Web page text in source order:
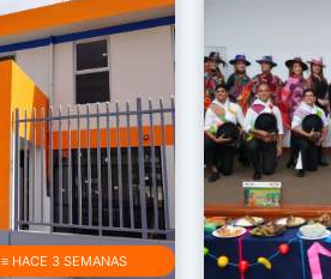
≡ HACE 3 SEMANAS